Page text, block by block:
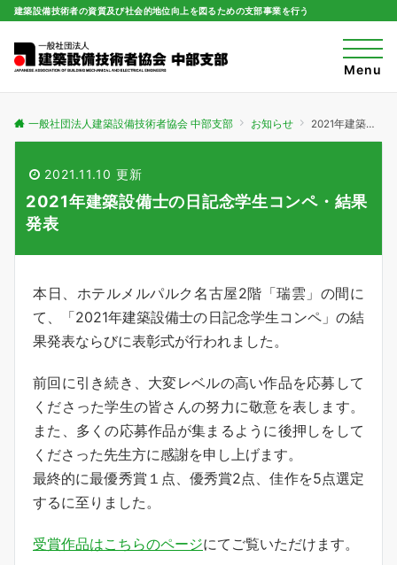
建築設備技術者の資質及び社会的地位向上を図るための支部事業を行う
t
o
g
n
a
t
Menu
一般社団法人建築設備技術者協会 中部支部 お知らせ 2021年建築設備士の日記念学生コンペ・結果発表
2021.11.10 更新
2021年建築設備士の日記念学生コンペ・結果
発表
本日、ホテルメルパルク名古屋2階「瑞雲」の間に
て、「2021年建築設備士の日記念学生コンペ」の結
果発表ならびに表彰式が行われました。
前回に引き続き、大変レベルの高い作品を応募して
くださった学生の皆さんの努力に敬意を表します。
また、多くの応募作品が集まるように後押しをして
くださった先生方に感謝を申し上げます。
最終的に最優秀賞１点、優秀賞2点、佳作を5点選定
するに至りました。
受賞作品はこちらのページにてご覧いただけます。